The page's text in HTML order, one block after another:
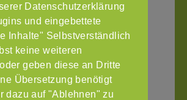
Datenschutzerklärung
und eingebettete
Inhalte" Selbstverständlich
keine weiteren
geben diese an Dritte
Übersetzung benötigt
dazu auf "Ablehnen" zu